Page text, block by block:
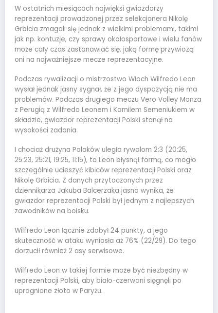
W ostatnich miesiącach najwięksi gwiazdorzy
reprezentacji prowadzonej przez selekcjonera Nikolę
Grbicia zmagali się jednak z wielkimi problemami, takimi
jak np. kontuzje, czy sprawy okołosportowe i wielu fanów
może cały czas zastanawiać się, jaką formę przywiozą
oni na najważniejsze mecze reprezentacyjne.
Podczas rywalizacji o mistrzostwo Włoch Wilfredo Leon
wysłał jednak jasny sygnał, że z jego dyspozycją nie ma
problemów. Podczas drugiego meczu Vero Volley Monza
z Perugią z Wilfredo Leonem i Kamilem Semeniukiem w
składzie, gwiazdor reprezentacji Polski stanął na
wysokości zadania.
I chociaż drużyna Polaków uległa rywalom 2:3 (20:25,
25:23, 25:21, 19:25, 11:15), to Leon błysnął formą, co mogło
szczególnie ucieszyć kibiców reprezentacji Polski oraz
Nikolę Grbicia. Z danych przytoczonych przez
dziennikarza Jakuba Balcerzaka jasno wynika, że
gwiazdor reprezentacji Polski był jednym z najlepszych
zawodników na boisku.
Wilfredo Leon łącznie zdobył 24 punkty, a jego
skuteczność w ataku wyniosła aż 76% (22/29). Do tego
dorzucił również 2 asy serwisowe.
Wilfredo Leon w takiej formie może być niezbędny w
reprezentacji Polski, aby biało-czerwoni sięgnęli po
upragnione złoto w Paryżu.